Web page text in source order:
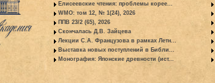
Елисеевские чтения: проблемы корее...
WMO: том 12, № 1(24), 2026
ППВ 23/2 (65), 2026
Скончалась Д.В. Зайцева
Лекции С.А. Французова в рамках Летн...
Выставка новых поступлений в Библи...
Монография: Японские древности (ист...